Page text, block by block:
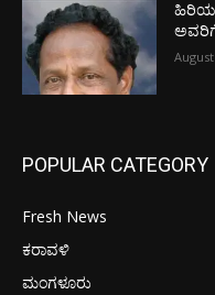
ಹಿರಿಯ
ಅವರಿಗೆ
POPULAR CATEGORY
Fresh News
ಕರಾವಳಿ
ಮಂಗಳೂರು